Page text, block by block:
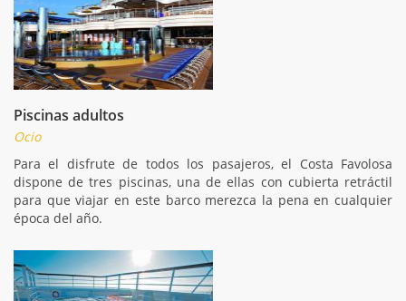
Piscinas adultos
Ocio
Para el disfrute de todos los pasajeros, el Costa Favolosa
dispone de tres piscinas, una de ellas con cubierta retráctil
para que viajar en este barco merezca la pena en cualquier
época del año.